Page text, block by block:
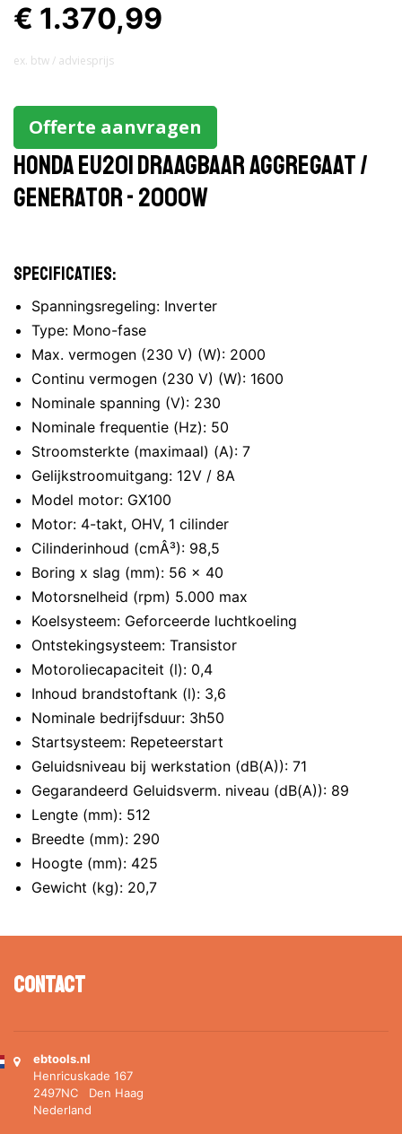
€ 1.370,99
ex. btw / adviesprijs
Offerte aanvragen
Honda EU20i draagbaar aggregaat /
generator - 2000W
Specificaties:
Spanningsregeling: Inverter
Type: Mono-fase
Max. vermogen (230 V) (W): 2000
Continu vermogen (230 V) (W): 1600
Nominale spanning (V): 230
Nominale frequentie (Hz): 50
Stroomsterkte (maximaal) (A): 7
Gelijkstroomuitgang: 12V / 8A
Model motor: GX100
Motor: 4-takt, OHV, 1 cilinder
Cilinderinhoud (cmÂ³): 98,5
Boring x slag (mm): 56 x 40
Motorsnelheid (rpm) 5.000 max
Koelsysteem: Geforceerde luchtkoeling
Ontstekingsysteem: Transistor
Motoroliecapaciteit (l): 0,4
Inhoud brandstoftank (l): 3,6
Nominale bedrijfsduur: 3h50
Startsysteem: Repeteerstart
Geluidsniveau bij werkstation (dB(A)): 71
Gegarandeerd Geluidsverm. niveau (dB(A)): 89
Lengte (mm): 512
Breedte (mm): 290
Hoogte (mm): 425
Gewicht (kg): 20,7
Contact
ebtools.nl
Henricuskade 167
2497NC Den Haag
Nederland